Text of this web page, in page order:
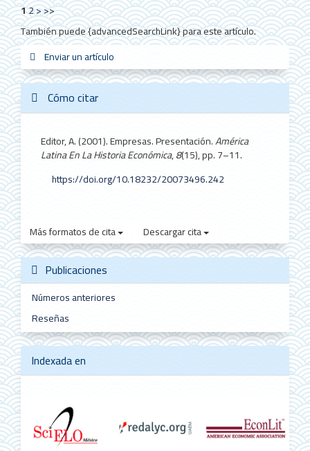
12>>>
También puede {advancedSearchLink} para este artículo.
un
artículo
Enviar un artículo
Cómo citar
Editor, A. (2001). Empresas. Presentación.América
Latina En La Historia Económica,8(15), pp. 7–11.
https://doi.org/10.18232/20073496.242
Más formatos de cita Descargar cita
Publicaciones
Números anteriores
Reseñas
Indexada en
redes